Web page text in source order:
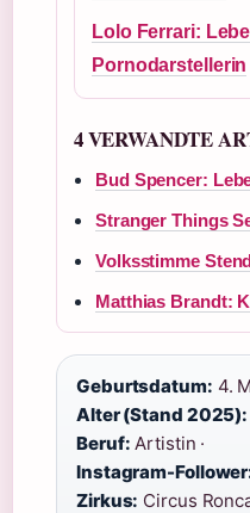
Lolo Ferrari:
Pornodarstellerin
4 VERWANDTE
Bud Spencer:
Stranger Things
Volksstimme
Matthias Brandt:
Geburtsdatum: 4.
Alter (Stand 2025):
Beruf: Artistin ·
Instagram-
Zirkus: Circus